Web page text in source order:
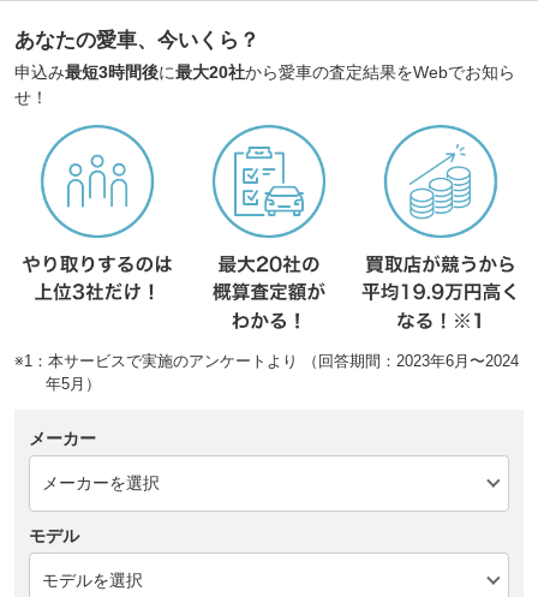
あなたの愛車、今いくら？
申込み最短3時間後に最大20社から愛車の査定結果をWebでお知ら
せ！
※1：本サービスで実施のアンケートより （回答期間：2023年6月〜2024
年5月）
メーカー
モデル